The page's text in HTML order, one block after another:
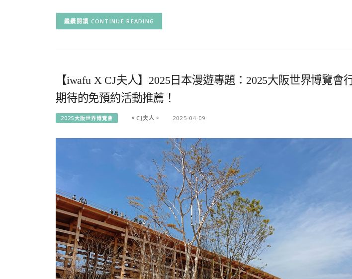
CONTINUE READING
【iwafu X CJ夫人】2025日本漫遊專題：2025大阪世界博覽會
期待的免預約活動推薦！
2025大阪世界博覽會 。CJ夫人。 2025-04-09